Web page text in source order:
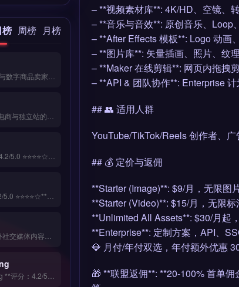
– **视频素材库**: 4K/HD、空镜、
– **音乐与音效**: 原创音乐、Loop
– **After Effects 模板**: Logo 动画
– **图片库**: 矢量插画、照片、纹
– **Maker 在线剪辑**: 网页内拖拽
– **API & 团队协作**: Enterprise
## 👥 适用人群
YouTube/TikTok/Reels 创作者、
## 💰 定价与返佣
**Starter (Image)**: $9/月，无限图
**Starter (Video)**: $15/月，无限标
**Unlimited All Assets**: $30/月起
**Enterprise**: 定制方案，API、
💎 月付/年付双选，年付额外优惠
🎁 **联盟返佣**: **20-100% 首单
榜 周榜 月榜